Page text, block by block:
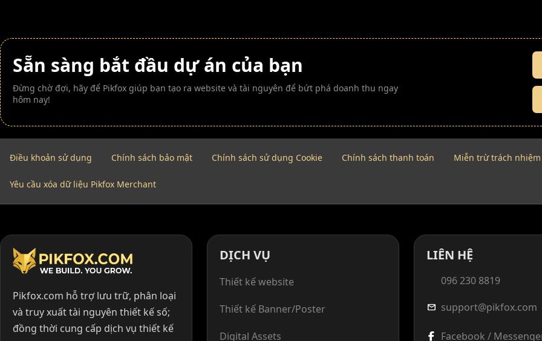
Sẵn sàng bắt đầu dự án của bạn
Đừng chờ đợi, hãy để Pikfox giúp bạn tạo ra website và tài nguyên để bứt phá doanh thu ngay
hôm nay!
Điều khoản sử dụng Chính sách bảo mật Chính sách sử dụng Cookie Chính sách thanh toán Miễn trừ trách nhiệm
Yêu cầu xóa dữ liệu Pikfox Merchant
Pikfox.com hỗ trợ lưu trữ, phân loại
và truy xuất tài nguyên thiết kế số;
đồng thời cung cấp dịch vụ thiết kế
DỊCH VỤ
Thiết kế website
Thiết kế Banner/Poster
Digital Assets
LIÊN HỆ
096 230 8819
mail support@pikfox.com
Facebook /